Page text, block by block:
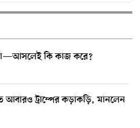
কি কাজ করে?
আবারও ট্রাম্পের কড়াকড়ি, মানলেন